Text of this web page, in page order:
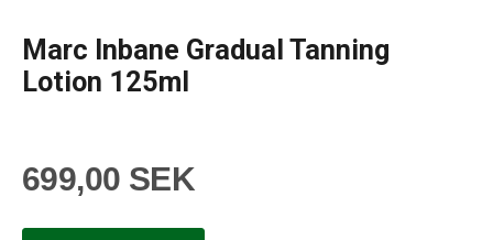
Marc Inbane Gradual Tanning
Lotion 125ml
699,00 SEK